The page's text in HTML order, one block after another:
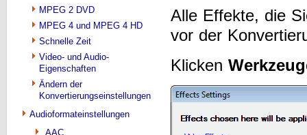
MPEG 2 DVD
MPEG 4 und MPEG 4 HD
Schnelle Zeit
Video- und Audio-
Eigenschaften
Ändern der
Konvertierungseinstellungen
Audioformateinstellungen
AAC
Alle Effekte, die
vor der
Klicken